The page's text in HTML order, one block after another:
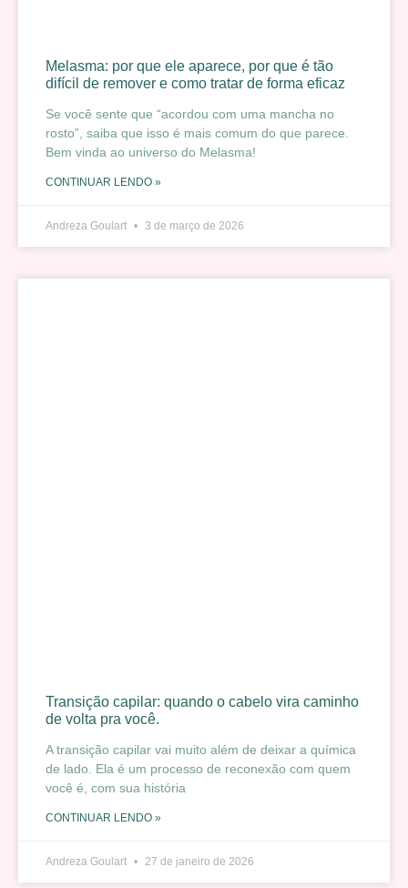
Melasma: por que ele aparece, por que é tão
difícil de remover e como tratar de forma eficaz
Se você sente que “acordou com uma mancha no
rosto”, saiba que isso é mais comum do que parece.
Bem vinda ao universo do Melasma!
CONTINUAR LENDO »
Andreza Goulart 3 de março de 2026
Transição capilar: quando o cabelo vira caminho
de volta pra você.
A transição capilar vai muito além de deixar a química
de lado. Ela é um processo de reconexão com quem
você é, com sua história
CONTINUAR LENDO »
Andreza Goulart 27 de janeiro de 2026